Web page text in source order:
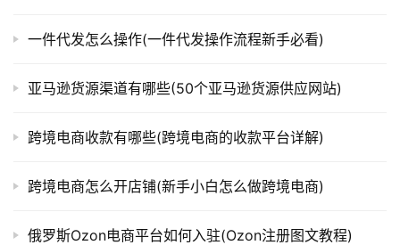
一件代发怎么操作(一件代发操作流程新手必看)
亚马逊货源渠道有哪些(50个亚马逊货源供应网站)
跨境电商收款有哪些(跨境电商的收款平台详解)
跨境电商怎么开店铺(新手小白怎么做跨境电商)
俄罗斯Ozon电商平台如何入驻(Ozon注册图文教程)